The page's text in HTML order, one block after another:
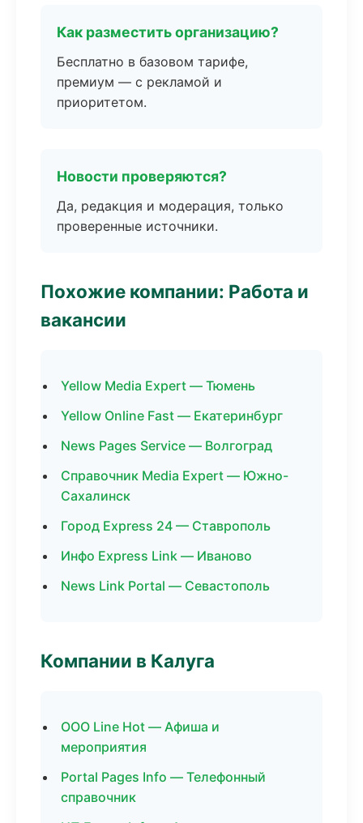
Как разместить организацию?
Бесплатно в базовом тарифе,
премиум — с рекламой и
приоритетом.
Новости проверяются?
Да, редакция и модерация, только
проверенные источники.
Похожие компании: Работа и
вакансии
Yellow Media Expert — Тюмень
Yellow Online Fast — Екатеринбург
News Pages Service — Волгоград
Справочник Media Expert — Южно-
Сахалинск
Город Express 24 — Ставрополь
Инфо Express Link — Иваново
News Link Portal — Севастополь
Компании в Калуга
ООО Line Hot — Афиша и
мероприятия
Portal Pages Info — Телефонный
справочник